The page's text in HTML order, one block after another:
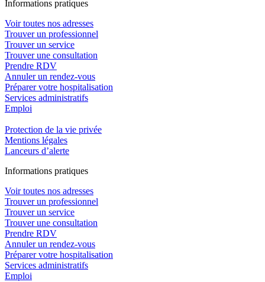
Informations pratiques
Voir toutes nos adresses
Trouver un professionnel
Trouver un service
Trouver une consultation
Prendre RDV
Annuler un rendez-vous
Préparer votre hospitalisation
Services administratifs
Emploi​
Protection de la vie privée
Mentions légales
Lanceurs d’alerte
Informations pratiques
Voir toutes nos adresses
Trouver un professionnel
Trouver un service
Trouver une consultation
Prendre RDV
Annuler un rendez-vous
Préparer votre hospitalisation
Services administratifs
Emploi​